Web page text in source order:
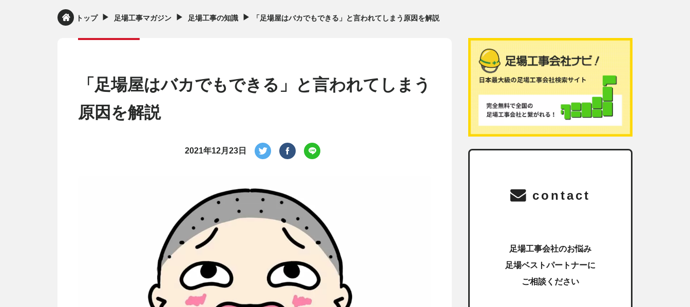
トップ ▶︎ 足場工事マガジン ▶︎ 足場工事の知識 ▶︎ 「足場屋はバカでもできる」と言われてしまう原因を解説
「足場屋はバカでもできる」と言われてしまう
原因を解説
2021年12月23日
contact
足場工事会社のお悩み
足場ベストパートナーに
ご相談ください